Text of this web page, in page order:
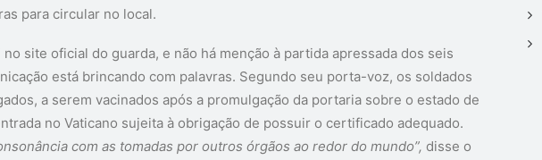
para circular no local.
site oficial do guarda, e não há menção à partida apressada dos seis
está brincando com palavras. Segundo seu porta-voz, os soldados
a serem vacinados após a promulgação da portaria sobre o estado de
no Vaticano sujeita à obrigação de possuir o certificado adequado.
com as tomadas por outros órgãos ao redor do mundo”, disse o